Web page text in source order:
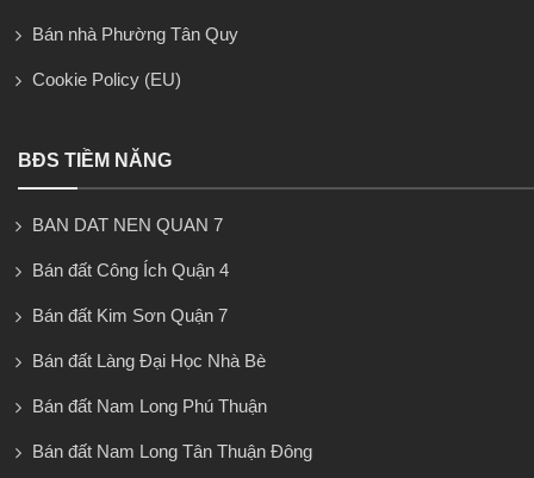
Bán nhà Phường Tân Quy
Cookie Policy (EU)
BĐS TIỀM NĂNG
BAN DAT NEN QUAN 7
Bán đất Công Ích Quận 4
Bán đất Kim Sơn Quận 7
Bán đất Làng Đại Học Nhà Bè
Bán đất Nam Long Phú Thuận
Bán đất Nam Long Tân Thuận Đông